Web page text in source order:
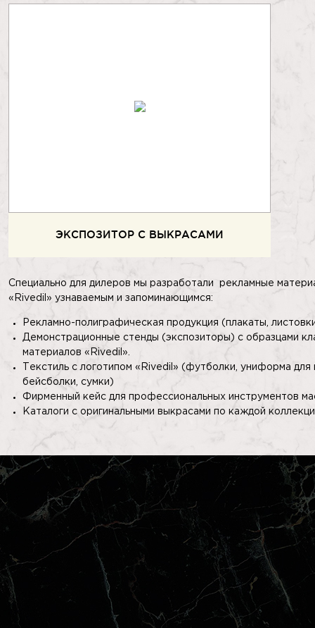
ЭКСПОЗИТОР С ВЫКРАСАМИ
Специально для дилеров мы разработали рекламные
«Rivedil» узнаваемым и запоминающимся:
Рекламно-полиграфическая продукция (плакаты,
Демонстрационные стенды (экспозиторы) с образцами
материалов «Rivedil».
Текстиль с логотипом «Rivedil» (футболки, униформа
бейсболки, сумки)
Фирменный кейс для профессиональных инструментов
Каталоги с оригинальными выкрасами по каждой